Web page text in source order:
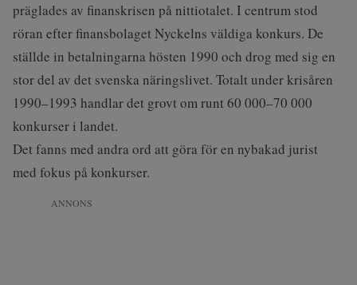
präglades av finanskrisen på nittiotalet. I centrum stod
röran efter finansbolaget Nyckelns väldiga konkurs. De
ställde in betalningarna hösten 1990 och drog med sig en
stor del av det svenska näringslivet. Totalt under krisåren
1990–1993 handlar det grovt om runt 60 000–70 000
konkurser i landet.
Det fanns med andra ord att göra för en nybakad jurist
med fokus på konkurser.
ANNONS